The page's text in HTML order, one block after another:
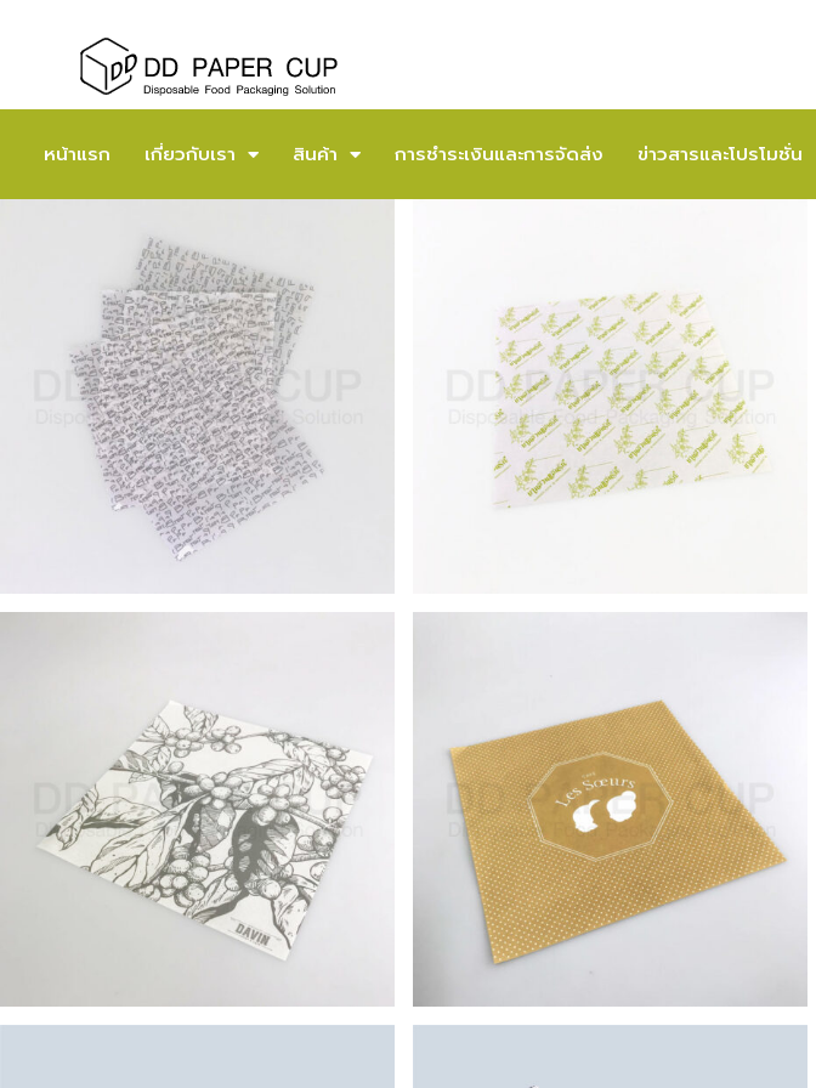
หน้าแรก เกี่ยวกับเรา สินค้า การชำระเงินและการจัดส่ง ข่าวสารและโปรโมชั่น